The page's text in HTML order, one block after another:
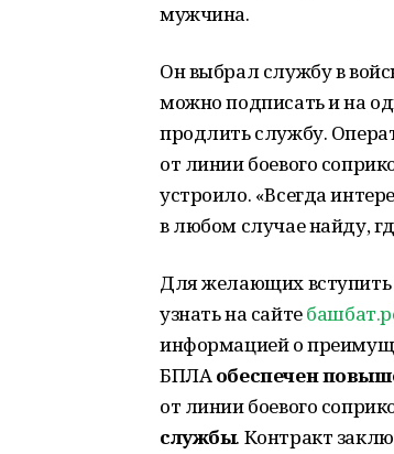
мужчина.
Он выбрал службу в
можно подписать и на
продлить службу.
от линии боевого
устроило. «Всегда
в любом случае найду,
Для желающих вступить
узнать на сайте
информацией о
БПЛАобеспечен
от линии боевого
службы. Контракт